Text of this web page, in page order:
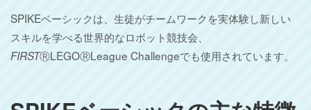
SPIKEベーシックは、生徒がチームワークを実体験し新しい
スキルを学べる世界的なロボット競技会、
FIRSTⓇLEGOⓇLeague Challengeでも使用されています。